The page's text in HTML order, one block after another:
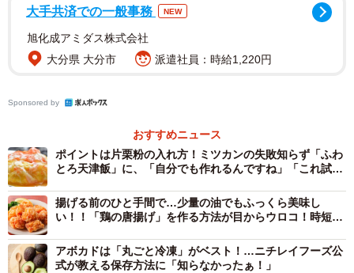
大手共済での一般事務 NEW
旭化成アミダス株式会社
大分県 大分市
派遣社員：時給1,220円
Sponsored by
おすすめニュース
ポイントは片栗粉の入れ方！ミツカンの失敗知らず「ふわ
とろ天津飯」に、「自分でも作れるんですね」「これ試し
揚げる前のひと手間で…少量の油でもふっくら美味し
い！！「鶏の唐揚げ」を作る方法が目からウロコ！時短に
アボカドは「丸ごと冷凍」がベスト！…ニチレイフーズ公
式が教える保存方法に「知らなかったぁ！」